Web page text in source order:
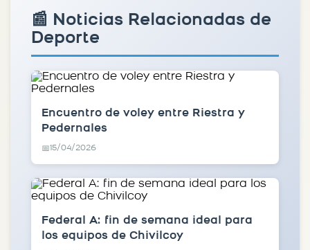
📰 Noticias Relacionadas de
Deporte
Encuentro de voley entre Riestra y
Pedernales
📅15/04/2026
Federal A: fin de semana ideal para
los equipos de Chivilcoy